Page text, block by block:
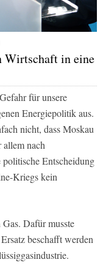
Wirtschaft in eine
für unsere
Energiepolitik aus.
nicht, dass Moskau
allem nach
politische Entscheidung
Kriegs kein
Dafür musste
beschafft werden